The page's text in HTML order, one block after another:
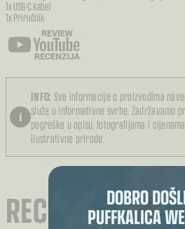
DOBRO
PUFFKALICA
1x USB-C kabel
1x Priručnik
i
INFO: Sve informacije o proizvodima
služe u informativne svrhe. Zadržavamo
pogreške u opisu, fotografijama i
ilustrativne prirode.
RECENZIJE (0)